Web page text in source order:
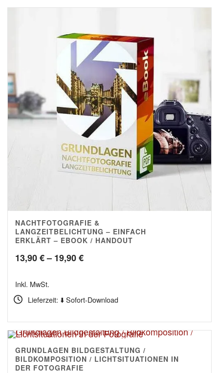
4.80
NACHTFOTOGRAFIE &
LANGZEITBELICHTUNG – EINFACH
ERKLÄRT – EBOOK / HANDOUT
13,90€– 19,90€Preisspanne:
19,90 €
Inkl. MwSt.
Lieferzeit: ⬇️ Sofort-Download
4.00
GRUNDLAGEN BILDGESTALTUNG /
BILDKOMPOSITION / LICHTSITUATIONEN IN
DER FOTOGRAFIE